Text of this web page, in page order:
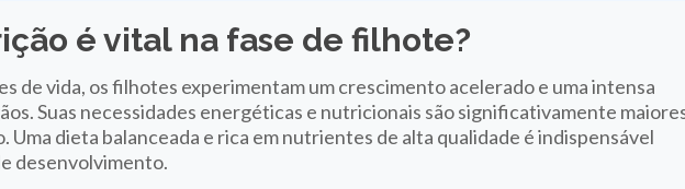
é vital na fase de filhote?
de vida, os filhotes experimentam um crescimento acelerado e uma intensa
Suas necessidades energéticas e nutricionais são significativamente
Uma dieta balanceada e rica em nutrientes de alta qualidade é indispensável
desenvolvimento.